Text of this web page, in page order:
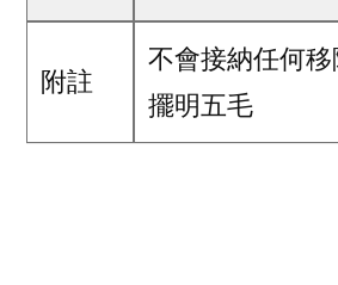
附註
不會接納任何
擺明五毛